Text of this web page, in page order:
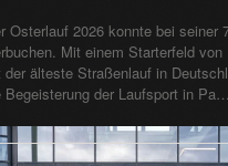
Osterlauf 2026 konnte bei seiner
Mit einem Starterfeld von
der älteste Straßenlauf in
Begeisterung der Laufsport in Pa…